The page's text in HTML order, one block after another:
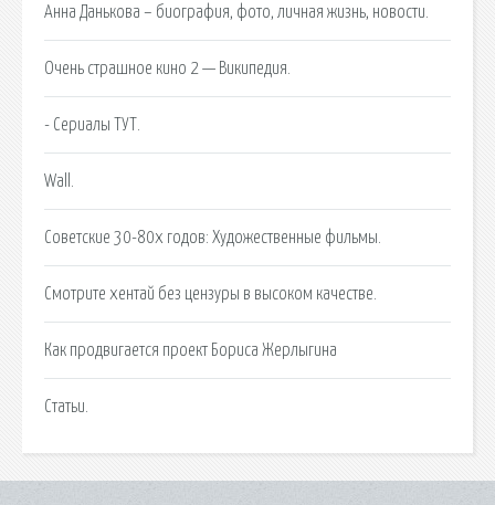
Анна Данькова – биография, фото, личная жизнь, новости.
Очень страшное кино 2 — Википедия.
- Сериалы ТУТ.
Wall.
Советские 30-80х годов: Художественные фильмы.
Смотрите хентай без цензуры в высоком качестве.
Как продвигается проект Бориса Жерлыгина
Статьи.